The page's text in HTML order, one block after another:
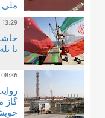
ملی
تا